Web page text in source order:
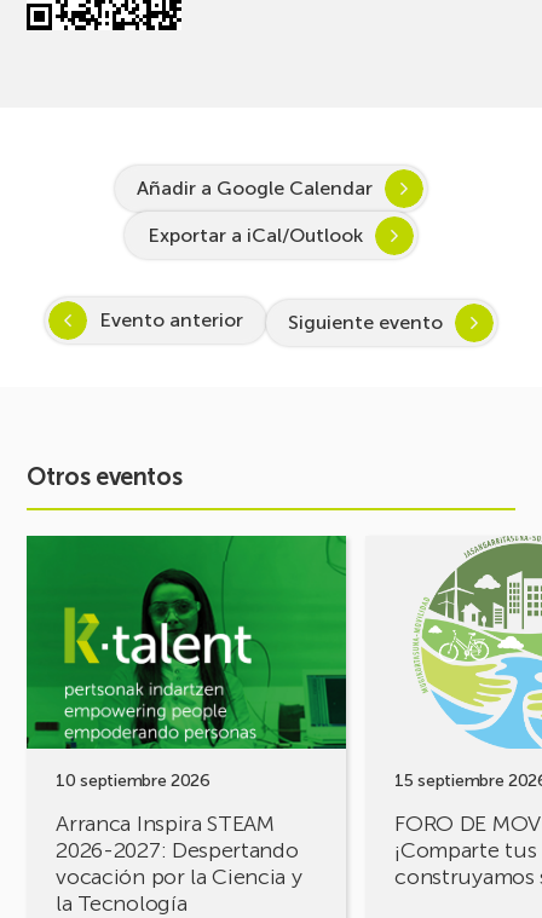
Añadir a Google Calendar
Exportar a iCal/Outlook
Evento anterior Siguiente evento
Otros eventos
10 septiembre 2026
Arranca Inspira STEAM
2026-2027: Despertando
vocación por la Ciencia y
la Tecnología
STEAM
2027:
Despertando
vocación
Ciencia
Tecnología
15 septiembre
FORO DE
¡Comparte
construyamos
MOVILIDAD
¡Comparte
soluciones!